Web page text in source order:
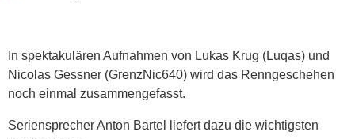
In spektakulären Aufnahmen von Lukas Krug (Luqas) und
Nicolas Gessner (GrenzNic640) wird das Renngeschehen
noch einmal zusammengefasst.
Seriensprecher Anton Bartel liefert dazu die wichtigsten